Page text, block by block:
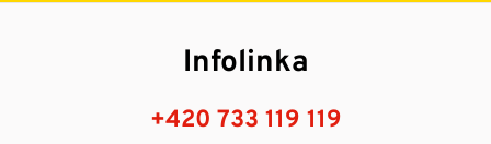
Infolinka
+420 733 119 119